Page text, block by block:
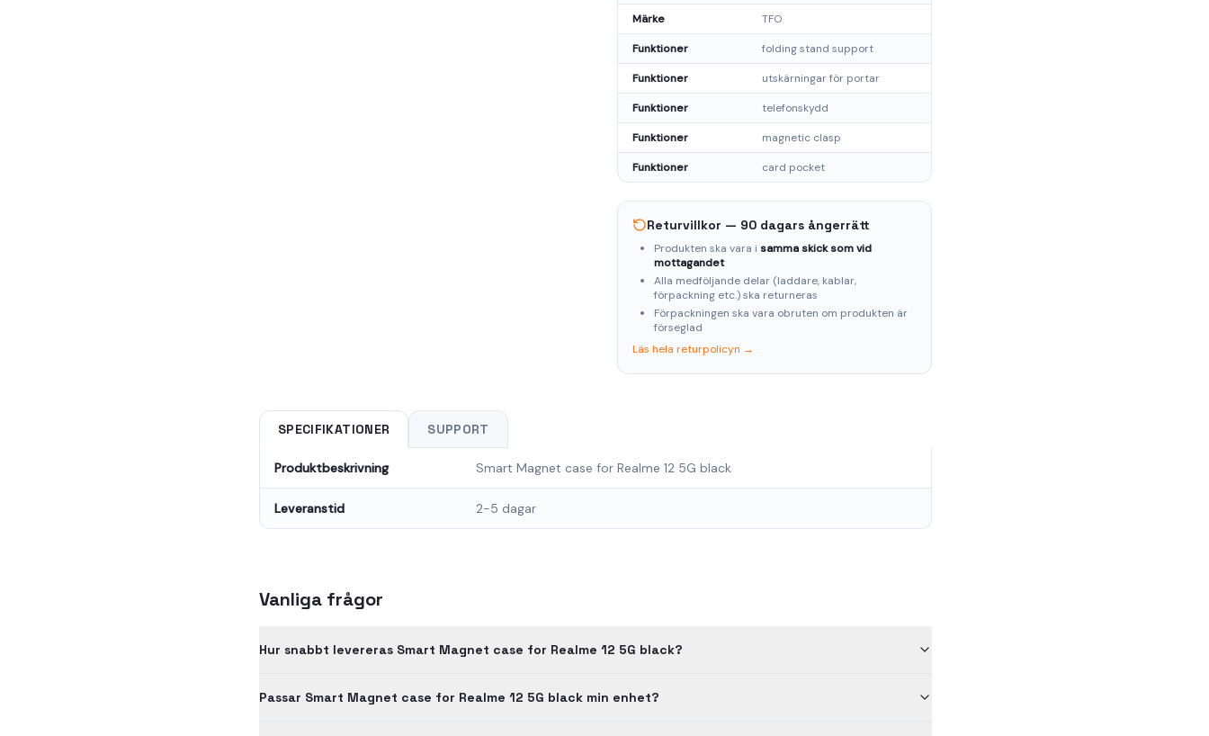
Märke TFO
Funktioner folding stand support
Funktioner utskärningar för portar
Funktioner telefonskydd
Funktioner magnetic clasp
Funktioner card pocket
Returvillkor — 90 dagars ångerrätt
Produkten ska vara i samma skick som vid
mottagandet
Alla medföljande delar (laddare, kablar,
förpackning etc.) ska returneras
Förpackningen ska vara obruten om produkten är
förseglad
Läs hela returpolicyn →
SPECIFIKATIONER SUPPORT
Produktbeskrivning Smart Magnet case for Realme 12 5G black
Leveranstid 2-5 dagar
Vanliga frågor
Hur snabbt levereras Smart Magnet case for Realme 12 5G black?
Passar Smart Magnet case for Realme 12 5G black min enhet?
Missa inte våra erbjudanden!
Prenumerera på vårt nyhetsbrev och ta del av
erbjudanden och kampanjer direkt i din inkorg!
Prenumerera
Ange rabattkoden vid betalningen för att få en gratis
väggladdare med USB-C kabel tillsammans med din begagnade